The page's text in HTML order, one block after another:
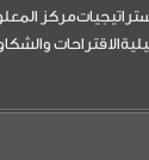
مركز
الاقتراحات